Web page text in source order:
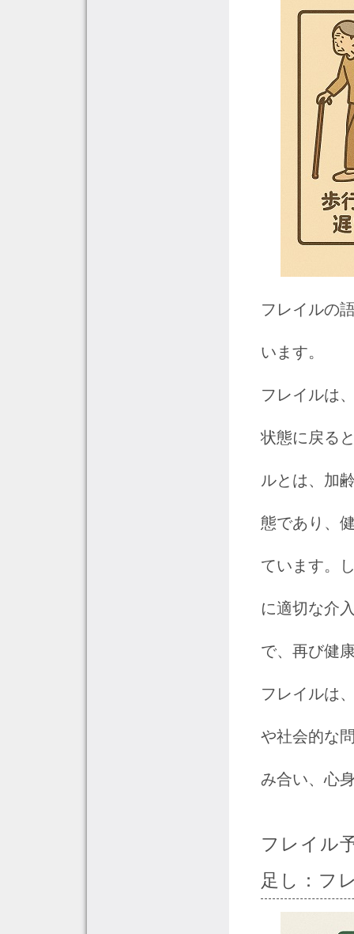
フレイルの
います。
フレイルは
状態に戻る
ルとは、加
態であり、
ています。
に適切な介
で、再び健
フレイルは
や社会的な
み合い、心
フレイル
足し：フ